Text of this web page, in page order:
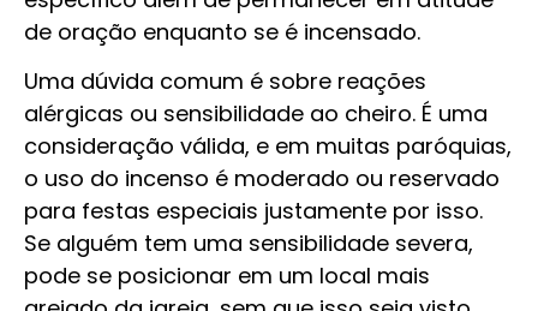
de oração enquanto se é incensado.
Uma dúvida comum é sobre reações
alérgicas ou sensibilidade ao cheiro. É uma
consideração válida, e em muitas paróquias,
o uso do incenso é moderado ou reservado
para festas especiais justamente por isso.
Se alguém tem uma sensibilidade severa,
pode se posicionar em um local mais